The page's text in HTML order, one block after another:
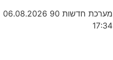
מערכת חדשות 90
06.08.2026
17:34